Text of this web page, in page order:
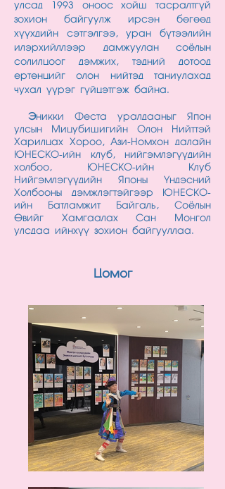
улсад 1993 оноос хойш тасралтгүй
зохион байгуулж ирсэн бөгөөд
хүүхдийн сэтгэлгээ, уран бүтээлийн
илэрхийллээр дамжуулан соёлын
солилцоог дэмжих, тэдний дотоод
ертөнцийг олон нийтэд таниулахад
чухал үүрэг гүйцэтгэж байна.
Эникки Феста уралдааныг Япон
улсын Мицубишигийн Олон Нийттэй
Харилцах Хороо, Ази-Номхон далайн
ЮНЕСКО-ийн клуб, нийгэмлэгүүдийн
холбоо, ЮНЕСКО-ийн Клуб
Нийгэмлэгүүдийн Японы Үндэсний
Холбооны дэмжлэгтэйгээр ЮНЕСКО-
ийн Батламжит Байгаль, Соёлын
Өвийг Хамгаалах Сан Монгол
улсдаа ийнхүү зохион байгууллаа.
Цомог